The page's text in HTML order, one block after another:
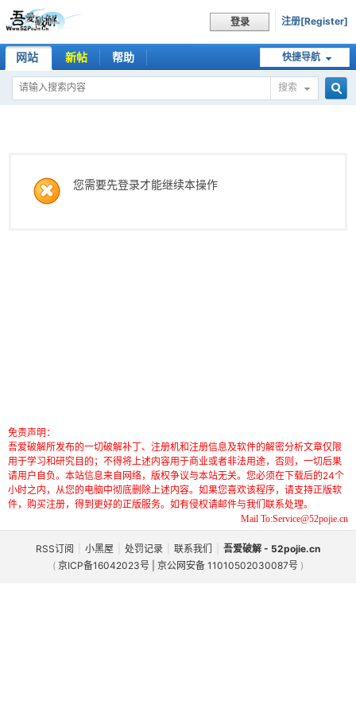
登录 注册[Register]
快捷导航
网站 新帖 帮助
搜索
您需要先登录才能继续本操作
免责声明：
吾爱破解所发布的一切破解补丁、注册机和注册信息及软件的解密分析文章仅限
用于学习和研究目的；不得将上述内容用于商业或者非法用途，否则，一切后果
请用户自负。本站信息来自网络，版权争议与本站无关。您必须在下载后的24个
小时之内，从您的电脑中彻底删除上述内容。如果您喜欢该程序，请支持正版软
件，购买注册，得到更好的正版服务。如有侵权请邮件与我们联系处理。
Mail To:Service@52pojie.cn
RSS订阅 小黑屋 处罚记录 联系我们
吾爱破解 - 52pojie.cn
( 京ICP备16042023号 | 京公网安备 11010502030087号 )